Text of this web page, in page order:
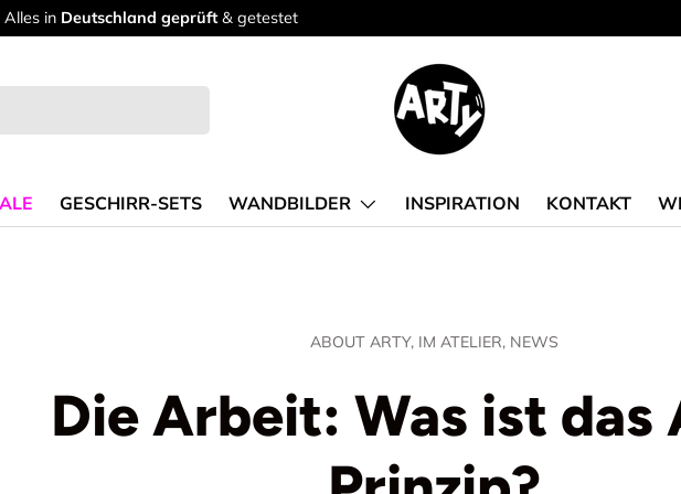
getestet
GESCHIRR-SETS WANDBILDER INSPIRATION KONTAKT
ABOUT ARTY, IM ATELIER, NEWS
Die Arbeit: Was ist das